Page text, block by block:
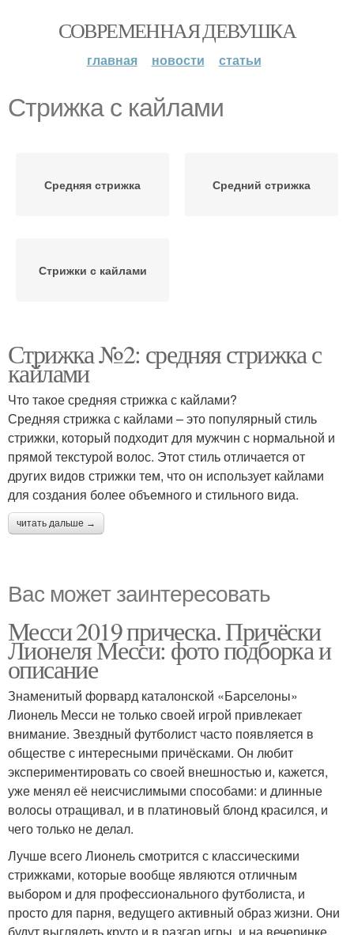
СОВРЕМЕННАЯ ДЕВУШКА
главная новости статьи
Стрижка с кайлами
Средняя стрижка Средний стрижка
Стрижки с кайлами
Стрижка №2: средняя стрижка с
кайлами
Что такое средняя стрижка с кайлами?
Средняя стрижка с кайлами – это популярный стиль
стрижки, который подходит для мужчин с нормальной и
прямой текстурой волос. Этот стиль отличается от
других видов стрижки тем, что он использует кайлами
для создания более объемного и стильного вида.
читать дальше →
Вас может заинтересовать
Месси 2019 прическа. Причёски
Лионеля Месси: фото подборка и
описание
Знаменитый форвард каталонской «Барселоны»
Лионель Месси не только своей игрой привлекает
внимание. Звездный футболист часто появляется в
обществе с интересными причёсками. Он любит
экспериментировать со своей внешностью и, кажется,
уже менял её неисчислимыми способами: и длинные
волосы отращивал, и в платиновый блонд красился, и
чего только не делал.
Лучше всего Лионель смотрится с классическими
стрижками, которые вообще являются отличным
выбором и для профессионального футболиста, и
просто для парня, ведущего активный образ жизни. Они